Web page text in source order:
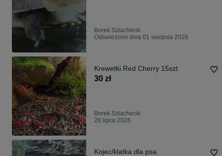
Borek Szlachecki
Odświeżono dnia 01 sierpnia 2026
Krewetki Red Cherry 15szt
30 zł
Borek Szlachecki
28 lipca 2026
Kojec/klatka dla psa